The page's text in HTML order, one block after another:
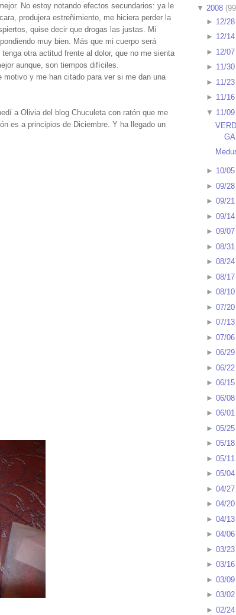
No estoy notando efectos secundarios: ya le
produjera estreñimiento, me hiciera perder la
quise decir que drogas las justas. Mi
muy bien. Más que mi cuerpo será
otra actitud frente al dolor, que no me sienta
aunque, son tiempos difíciles.
y me han citado para ver si me dan una
a Olivia del blog Chuculeta con ratón que me
es a principios de Diciembre. Y ha llegado un
▼ 2008 (99
► 12/28
► 12/14
► 12/07
► 11/30
► 11/23
► 11/16
▼ 11/09
► 10/05
► 09/28
► 09/21
► 09/14
► 09/07
► 08/31
► 08/24
► 08/17
► 08/10
► 07/20
► 07/13
► 07/06
► 06/29
► 06/22
► 06/15
► 06/08
► 06/01
► 05/25
► 05/18
► 05/11
► 05/04
► 04/27
► 04/20
► 04/13
► 04/06
► 03/23
► 03/16
► 03/09
► 03/02
► 02/24